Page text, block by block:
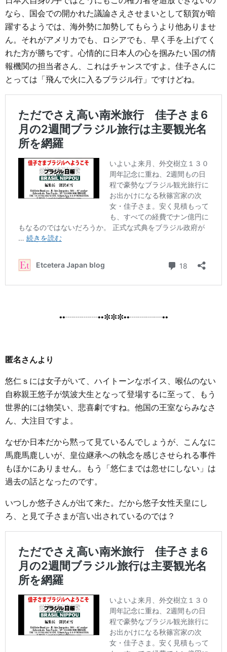
なら、国会での開かれた議論さえさせまいとして額賀が暗
躍するようでは、海外勢に加勢してもらうより他ありませ
ん。それがアメリカでも、ロシアでも、早く手を上げてく
れた方が勝ちです。心情的に日本人の心を掴みたい国の情
報機関の担当者さん、これはチャンスですよ。佳子さんに
とっては「飛んで火に入るブラジル行」ですけどね。
••┈┈┈┈••✼✼✼••┈┈┈┈••
匿名さんより
悠仁ｓには女子がいて、ハイトーンなボイス、喉仏のない
自称親王悠子が筑波大生となって登場するに至って、もう
世界的には物笑い、悲喜劇ですね。他国の王室ならみなさ
ん、大注目ですよ。
なぜか日本だから黙って見ているんでしょうが、こんなに
馬鹿馬鹿しいが、皇位継承への執念を感じさせられる事件
もほかにありません。もう「悠仁までは忽せにしない」は
過去の話となったのです。
いつしか悠子さんが出て来た。だから悠子女性天皇にし
ろ、と見て子さまが言い出されているのでは？